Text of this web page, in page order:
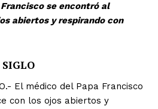
se encontró al
abiertos y respirando con
SIGLO
El médico del Papa Francisco
con los ojos abiertos y